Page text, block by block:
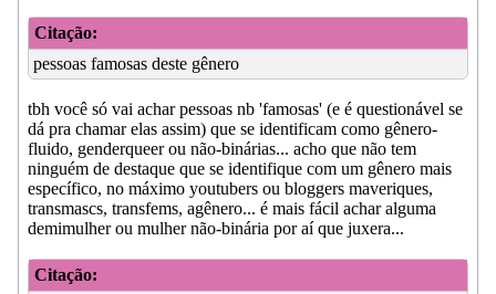
Citação:
pessoas famosas deste gênero
tbh você só vai achar pessoas nb 'famosas' (e é questionável se
dá pra chamar elas assim) que se identificam como gênero-
fluido, genderqueer ou não-binárias... acho que não tem
ninguém de destaque que se identifique com um gênero mais
específico, no máximo youtubers ou bloggers maveriques,
transmascs, transfems, agênero... é mais fácil achar alguma
demimulher ou mulher não-binária por aí que juxera...
Citação: